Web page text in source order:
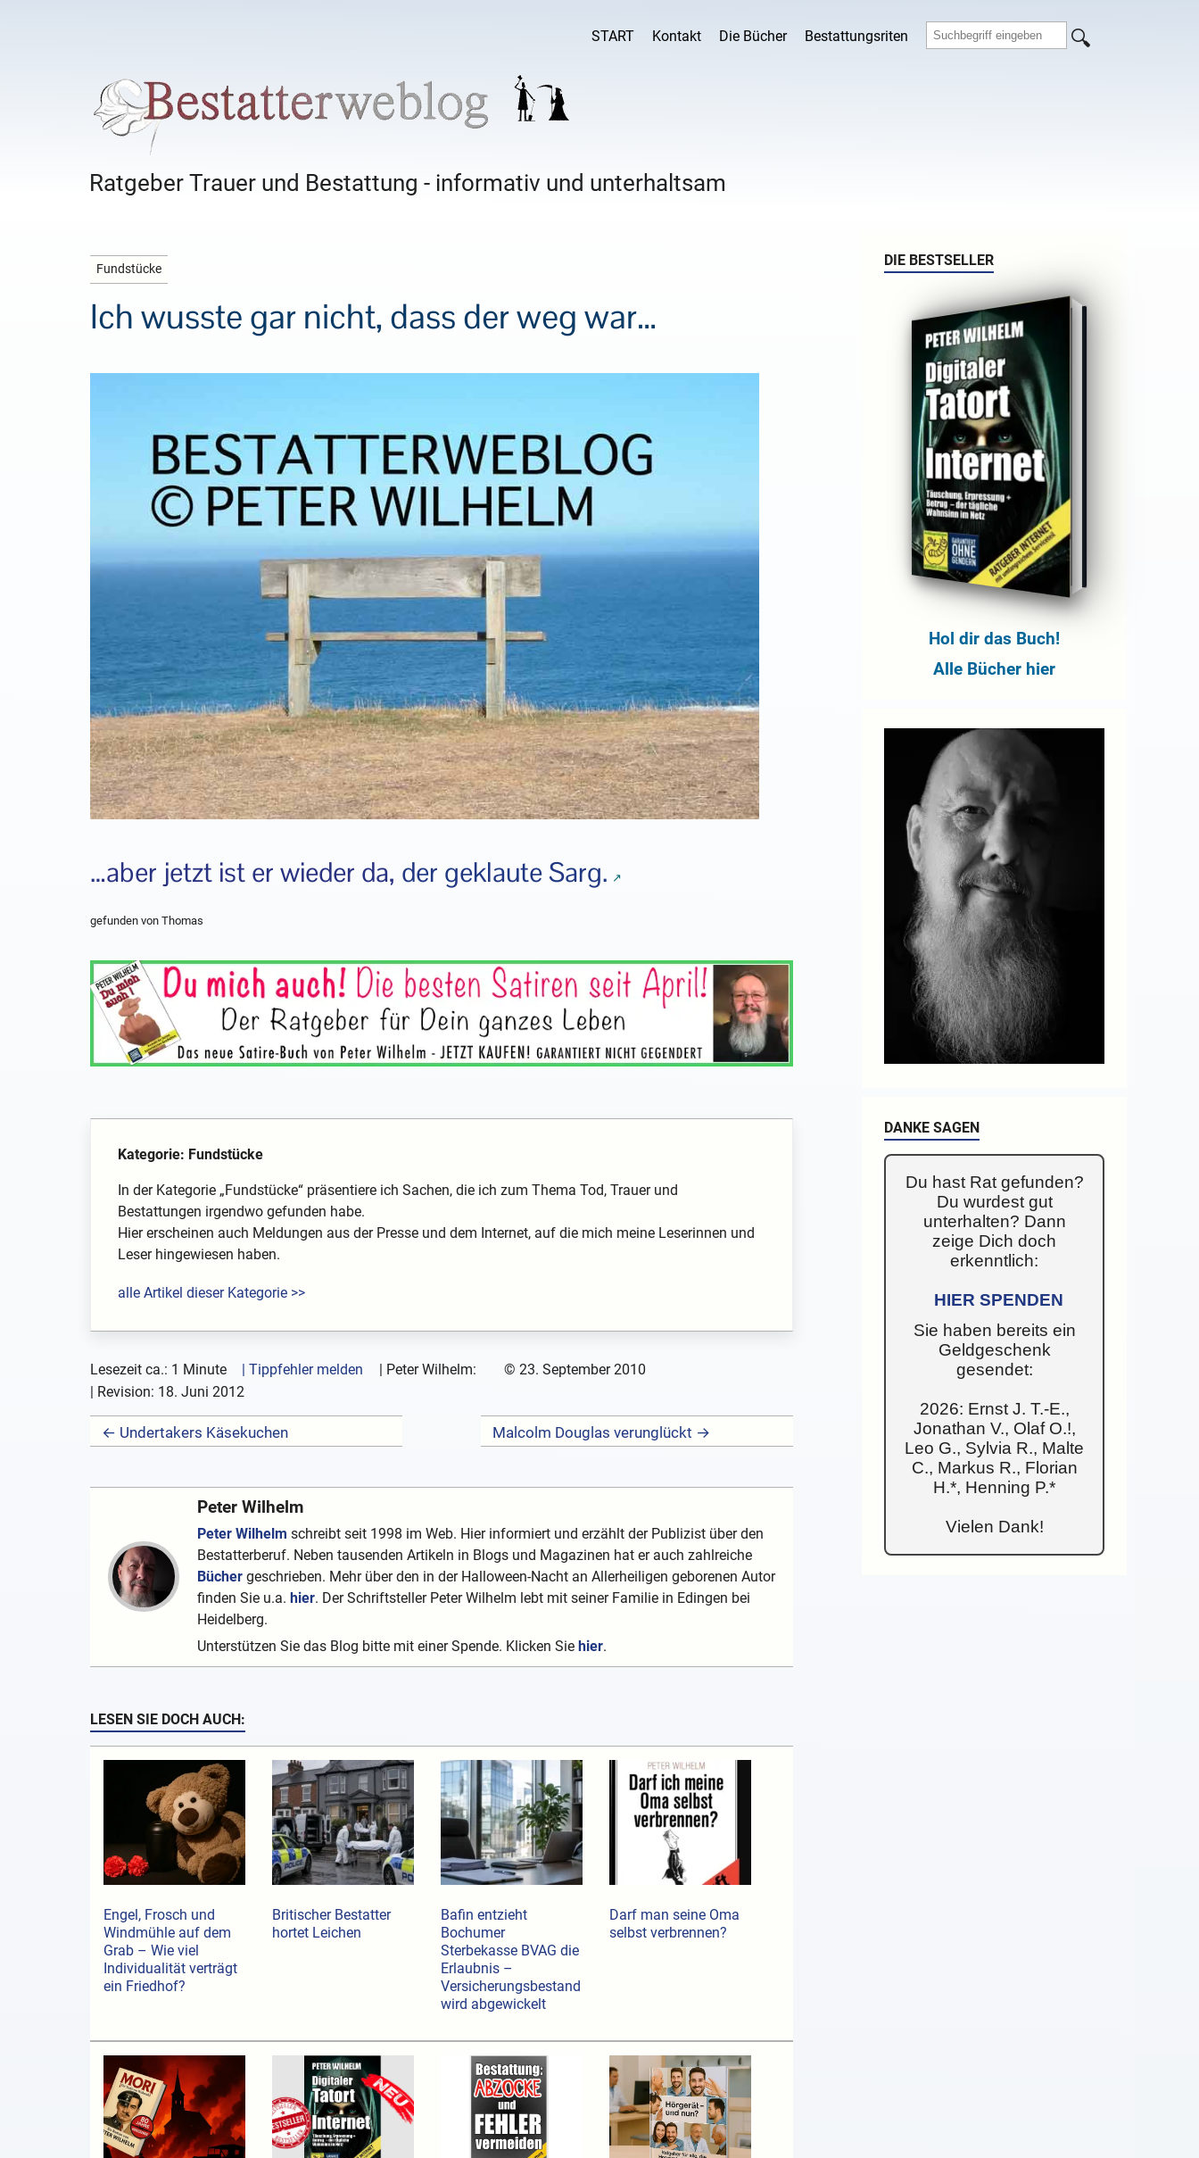
START Kontakt Die Bücher Bestattungsriten
Ratgeber Trauer und Bestattung - informativ und unterhaltsam
Fundstücke
Ich wusste gar nicht, dass der weg war…
…aber jetzt ist er wieder da, der geklaute Sarg.
gefunden von Thomas
Kategorie: Fundstücke
In der Kategorie „Fundstücke“ präsentiere ich Sachen, die ich zum Thema Tod, Trauer und
Bestattungen irgendwo gefunden habe.
Hier erscheinen auch Meldungen aus der Presse und dem Internet, auf die mich meine Leserinnen und
Leser hingewiesen haben.
alle Artikel dieser Kategorie >>
Lesezeit ca.: 1 Minute | Tippfehler melden | Peter Wilhelm: © 23. September 2010
| Revision: 18. Juni 2012
← Undertakers Käsekuchen Malcolm Douglas verunglückt →
Peter Wilhelm
Peter Wilhelm schreibt seit 1998 im Web. Hier informiert und erzählt der Publizist über den
Bestatterberuf. Neben tausenden Artikeln in Blogs und Magazinen hat er auch zahlreiche
Büchergeschrieben. Mehr über den in der Halloween-Nacht an Allerheiligen geborenen Autor
finden Sie u.a. hier. Der Schriftsteller Peter Wilhelm lebt mit seiner Familie in Edingen bei
Heidelberg.
Unterstützen Sie das Blog bitte mit einer Spende. Klicken Sie hier.
LESEN SIE DOCH AUCH:
Engel, Frosch und
Windmühle auf dem
Grab – Wie viel
Individualität verträgt
ein Friedhof?
Britischer Bestatter
hortet Leichen
Bafin entzieht
Bochumer
Sterbekasse BVAG die
Erlaubnis –
Versicherungsbestand
wird abgewickelt
Darf man seine Oma
selbst verbrennen?
DIE BESTSELLER
Hol dir das Buch!
Alle Bücher hier
DANKE SAGEN
Du hast Rat gefunden?
Du wurdest gut
unterhalten? Dann
zeige Dich doch
erkenntlich:
HIER SPENDEN
Sie haben bereits ein
Geldgeschenk
gesendet:
2026: Ernst J. T.-E.,
Jonathan V., Olaf O.!,
Leo G., Sylvia R., Malte
C., Markus R., Florian
H.*, Henning P.*
Vielen Dank!